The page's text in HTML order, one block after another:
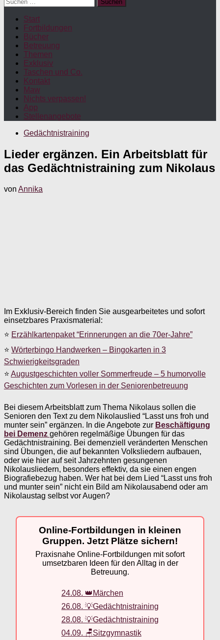
nach:
Start
Fortbildungen
Bücher
Betreuung
Themen
Exklusiv
Taschen und Co.
Kontakt
Maw
Nichts verpassen!
App
Stellenangebote
Gedächtnistraining
Lieder ergänzen. Ein Arbeitsblatt für
das Gedächtnistraining zum Nikolaus
von Annika
Im Exklusiv-Bereich finden Sie ausgearbeitetes und sofort
einsetzbares Praxismaterial:
⭐ Erzählkartenpaket “Erinnerungen an die 70er-Jahre”
⭐ Wörterbingo Handwerken – Bingokarten in 3
Schwierigkeitsgraden
⭐ Augustgeschichten voller Sommerfreude – 5 humorvolle
Geschichten zum Vorlesen in der Seniorenbetreuung
Bei diesem Arbeitsblatt zum Thema Nikolaus sollen die
Senioren den Text zu dem Nikolauslied “Lasst uns froh und
munter sein” ergänzen. In die Angebote zur Beschäftigung
bei Demenz gehören regelmäßige Übungen für das
Gedächtnistraining. Bei demenziell veränderten Menschen
sind Übungen, die auf bekannten Volksliedern aufbauen,
oder wie hier auf seit Jahrzehnten gesungenen
Nikolausliedern, besonders effektiv, da sie einen engen
Biografiebezug haben. Wer hat bei dem Lied “Lasst uns froh
und munter sein” nicht ein Bild am Nikolausabend oder am
Nikolaustag selbst vor Augen?
Online-Fortbildungen in kleinen
Gruppen. Jetzt Plätze sichern!
Praxisnahe Online-Fortbildungen mit sofort
umsetzbaren Ideen für den Alltag in der
Betreuung.
24.08. 👑Märchen
26.08. 💡Gedächtnistraining
28.08. 💡Gedächtnistraining
04.09. 🪑Sitzgymnastik